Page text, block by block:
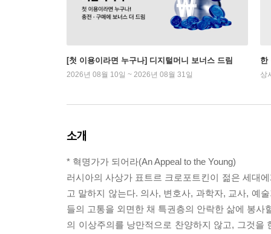
[첫 이용이라면 누구나] 디지털머니 보너스 드림
2026년 08월 10일 ~ 2026년 08월 31일
한
상
소개
* 혁명가가 되어라(An Appeal to the Young)
러시아의 사상가 표트르 크로포트킨이 젊은 세대
고 말하지 않는다. 의사, 변호사, 과학자, 교사, 예
들의 고통을 외면한 채 특권층의 안락한 삶에 봉
의 이상주의를 낭만적으로 찬양하지 않고, 그것